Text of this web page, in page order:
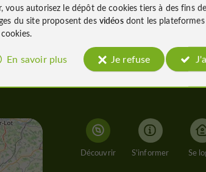
Découvrir S'informer Se
vous autorisez le dépôt de cookies tiers à des fins de
du site proposent des vidéosdont les plateformes
En savoir plus Je refuse